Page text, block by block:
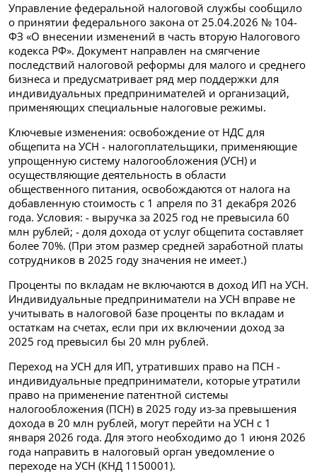
Управление федеральной налоговой службы сообщило
о принятии федерального закона от 25.04.2026 № 104-
ФЗ «О внесении изменений в часть вторую Налогового
кодекса РФ». Документ направлен на смягчение
последствий налоговой реформы для малого и среднего
бизнеса и предусматривает ряд мер поддержки для
индивидуальных предпринимателей и организаций,
применяющих специальные налоговые режимы.
Ключевые изменения: освобождение от НДС для
общепита на УСН - налогоплательщики, применяющие
упрощенную систему налогообложения (УСН) и
осуществляющие деятельность в области
общественного питания, освобождаются от налога на
добавленную стоимость с 1 апреля по 31 декабря 2026
года. Условия: - выручка за 2025 год не превысила 60
млн рублей; - доля дохода от услуг общепита составляет
более 70%. (При этом размер средней заработной платы
сотрудников в 2025 году значения не имеет.)
Проценты по вкладам не включаются в доход ИП на УСН.
Индивидуальные предприниматели на УСН вправе не
учитывать в налоговой базе проценты по вкладам и
остаткам на счетах, если при их включении доход за
2025 год превысил бы 20 млн рублей.
Переход на УСН для ИП, утративших право на ПСН -
индивидуальные предприниматели, которые утратили
право на применение патентной системы
налогообложения (ПСН) в 2025 году из-за превышения
дохода в 20 млн рублей, могут перейти на УСН с 1
января 2026 года. Для этого необходимо до 1 июня 2026
года направить в налоговый орган уведомление о
переходе на УСН (КНД 1150001).